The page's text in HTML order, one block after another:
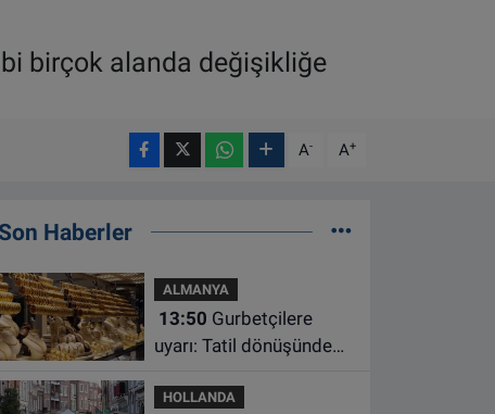
birçok alanda değişikliğe
A- A+
Son Haberler
ALMANYA
13:50
uyarı: Tatil dönüşünde
kuralları unutmayın
HOLLANDA